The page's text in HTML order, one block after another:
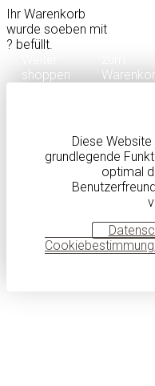
Ihr Warenkorb
wurde soeben mit
? befüllt.
shoppen
Diese
grundlegende
optimal